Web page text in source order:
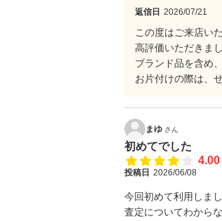
返信日 2026/07/21
この度はご来店い
高評価いただきま
ブランド品を含め
お片付けの際は、
まゆ さん
初めてでした
4.00
投稿日 2026/06/08
今回初めて利用しまし
査定についてわから